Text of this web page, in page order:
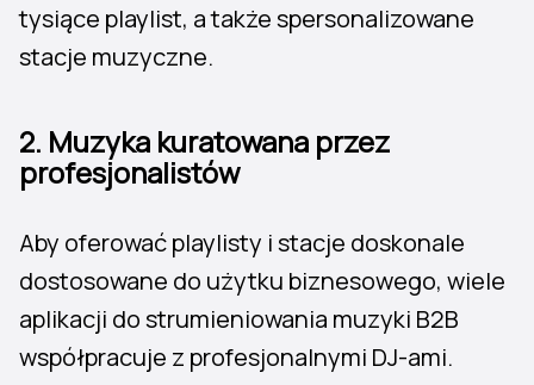
tysiące playlist, a także spersonalizowane
stacje muzyczne.
2. Muzyka kuratowana przez
profesjonalistów
Aby oferować playlisty i stacje doskonale
dostosowane do użytku biznesowego, wiele
aplikacji do strumieniowania muzyki B2B
współpracuje z profesjonalnymi DJ-ami.